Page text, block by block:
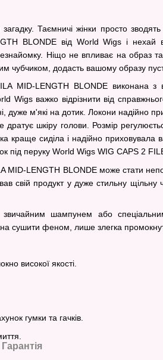
загадку. Таємничі жінки просто
BLONDE від World Wigs і нехай
Ніщо не впливає на образ
чубчиком, додасть вашому образу
MID-LENGTH BLONDE виконана з
Wigs важко відрізнити від
дуже м'які на дотик. Локони надійно
дратує шкіру голови. Розмір
краще сиділа і надійно приховувала
під перуку World Wigs WIG CAPS 2
MID-LENGTH BLONDE може стати
свій продукт у дуже стильну
звичайним шампунем або
сушити феном, лише злегка
високої якості.
гумки та гачків.
Гарантія